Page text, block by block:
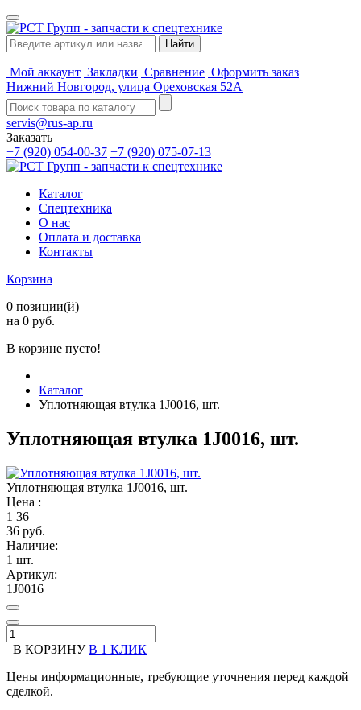
Мой аккаунт Закладки Сравнение Оформить заказ
Нижний Новгород, улица Ореховская 52А
servis@rus-ap.ru
Заказать
+7 (920) 054-00-37 +7 (920) 075-07-13
Каталог
Спецтехника
О нас
Оплата и доставка
Контакты
Корзина
0 позиции(й)
на 0 руб.
В корзине пусто!
Каталог
Уплотняющая втулка 1J0016, шт.
Уплотняющая втулка 1J0016, шт.
Уплотняющая втулка 1J0016, шт.
Цена :
1 36
36 руб.
Наличие:
1 шт.
Артикул:
1J0016
В КОРЗИНУ В 1 КЛИК
Цены информационные, требующие уточнения перед каждой
сделкой.